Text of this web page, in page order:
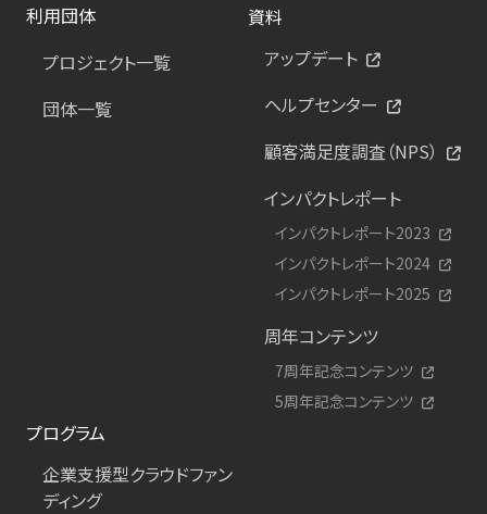
利用団体
プロジェクト一覧
団体一覧
資料
アップデート
ヘルプセンター
顧客満足度調査（NPS）
インパクトレポート
インパクトレポート2023
インパクトレポート2024
インパクトレポート2025
周年コンテンツ
7周年記念コンテンツ
5周年記念コンテンツ
プログラム
企業支援型クラウドファン
ディング